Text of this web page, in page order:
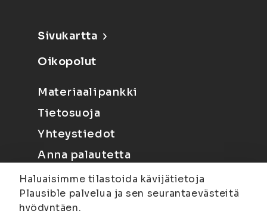
Sivukartta
Oikopolut
Materiaalipankki
Tietosuoja
Yhteystiedot
Anna palautetta
Haluaisimme tilastoida kävijätietoja
Plausible palvelua ja sen seurantaevästeitä
hyödyntäen.